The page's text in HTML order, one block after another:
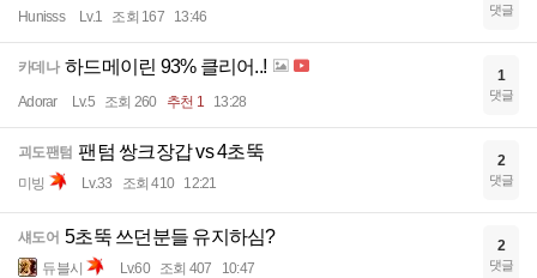
Hunisss Lv.1 조회 167 13:46 댓글
카데나 하드메이린 93% 클리어..!
Adorar Lv.5 조회 260 추천 1 13:28
1
댓글
괴도팬텀 팬텀 쌍크장갑 vs 4초뚝
미빙 Lv.33 조회 410 12:21
2
댓글
섀도어 5초뚝 쓰던분들 유지하심?
듀블시 Lv.60 조회 407 10:47
2
댓글